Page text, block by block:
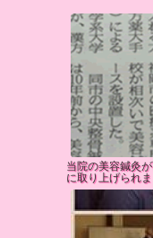
当院の美容鍼灸
に取り上げられ